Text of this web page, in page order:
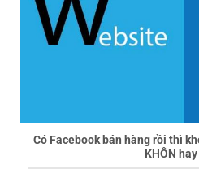
Có Facebook bán hàng rồi thì
KHÔN